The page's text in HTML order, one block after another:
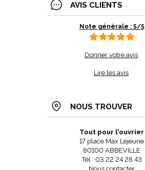
AVIS CLIENTS
Note générale : 5/5
Donner votre avis
Lire les avis
NOUS TROUVER
Tout pour l'ouvrier
17 place Max Lejeune
80100 ABBEVILLE
Tél : 03 22 24 28 43